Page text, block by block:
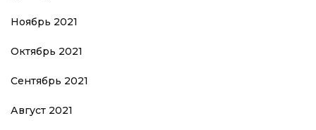
Ноябрь 2021
Октябрь 2021
Сентябрь 2021
Август 2021